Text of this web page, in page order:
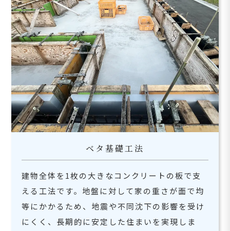
ベタ基礎工法
建物全体を1枚の大きなコンクリートの板で支
える工法です。地盤に対して家の重さが面で均
等にかかるため、地震や不同沈下の影響を受け
にくく、長期的に安定した住まいを実現しま